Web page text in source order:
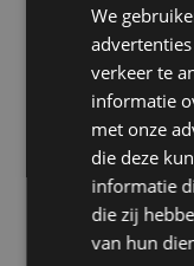
We
verkeer te
informatie
met onze
die deze
informatie
die zij
van hun